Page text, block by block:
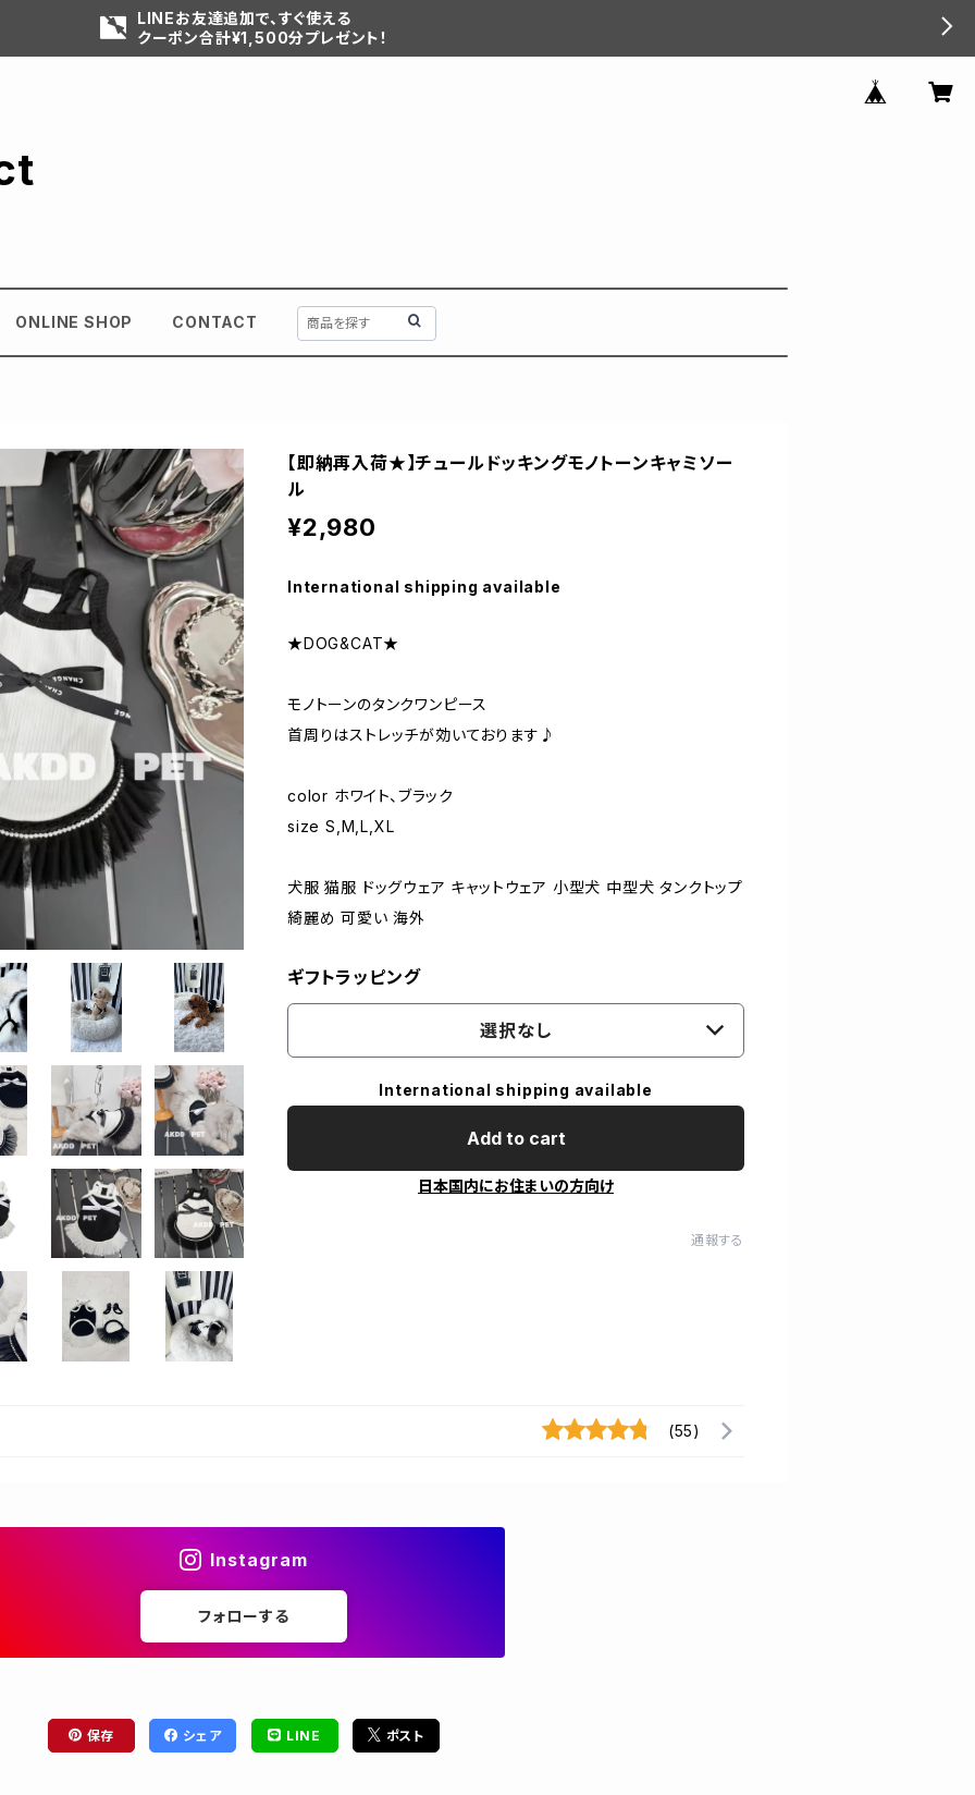
LINEお友達追加で、すぐ使える
クーポン合計¥1,500分プレゼント！
ONLINE SHOP CONTACT
【即納再入荷★】チュールドッキングモノトーンキャミソー
ル
¥2,980
International shipping available
★DOG&CAT★
モノトーンのタンクワンピース
首周りはストレッチが効いております♪
color ホワイト、ブラック
size S,M,L,XL
犬服 猫服 ドッグウェア キャットウェア 小型犬 中型犬 タンクトップ
綺麗め 可愛い 海外
ギフトラッピング
選択なし
International shipping available
Add to cart
日本国内にお住まいの方向け
通報する
(55)
Instagram
フォローする
保存 シェア LINE ポスト